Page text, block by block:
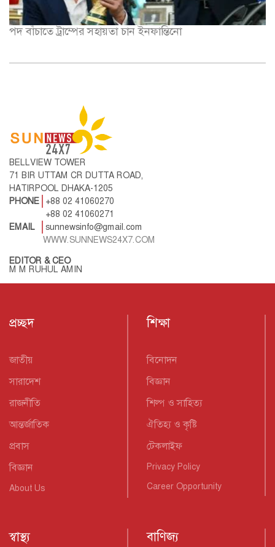
পদ বাঁচাতে ট্রাম্পের সহায়তা চান ইনফান্তিনো
BELLVIEW TOWER
71 BIR UTTAM CR DUTTA ROAD,
HATIRPOOL DHAKA-1205
PHONE
+88 02 41060270
+88 02 41060271
EMAIL
sunnewsinfo@gmail.com
WWW.SUNNEWS24X7.COM
EDITOR & CEO
M M RUHUL AMIN
প্রচ্ছদ
জাতীয়
সারাদেশ
রাজনীতি
আন্তর্জাতিক
প্রবাস
বিজ্ঞান
About Us
শিক্ষা
বিনোদন
বিজ্ঞান
শিল্প ও সাহিত্য
ঐতিহ্য ও কৃষ্টি
টেকলাইফ
Privacy Policy
Career Opportunity
স্বাস্থ্য বাণিজ্য